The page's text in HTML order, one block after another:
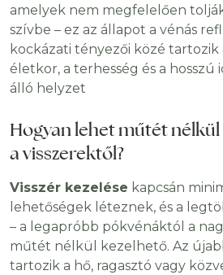
amelyek nem megfelelően tolják
szívbe – ez az állapot a vénás
kockázati tényezői közé tartozik
életkor, a terhesség és a hosszú
álló helyzet
Hogyan lehet műtét
a visszerektől?
Visszér kezelése kapcsán
lehetőségek léteznek, és a
– a legapróbb pókvénáktól a
műtét nélkül kezelhető. Az
tartozik a hő, ragasztó vagy